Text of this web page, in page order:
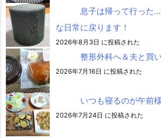
息子は帰って行った
な日常に戻ります！
2026年8月3日 に投稿された
整形外科へ＆夫と買
2026年7月16日 に投稿された
いつも寝るのが午前
2026年7月24日 に投稿された